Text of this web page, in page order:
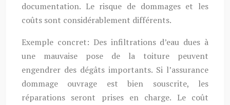
documentation. Le risque de dommages et les
coûts sont considérablement différents.
Exemple concret: Des infiltrations d’eau dues à
une mauvaise pose de la toiture peuvent
engendrer des dégâts importants. Si l’assurance
dommage ouvrage est bien souscrite, les
réparations seront prises en charge. Le coût